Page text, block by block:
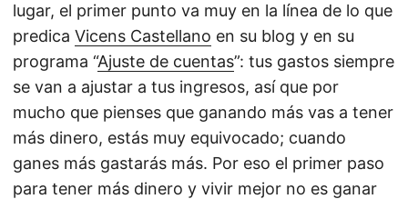
lugar, el primer punto va muy en la línea de lo que
predica Vicens Castellano en su blog y en su
programa “Ajuste de cuentas”: tus gastos siempre
se van a ajustar a tus ingresos, así que por
mucho que pienses que ganando más vas a tener
más dinero, estás muy equivocado; cuando
ganes más gastarás más. Por eso el primer paso
para tener más dinero y vivir mejor no es ganar